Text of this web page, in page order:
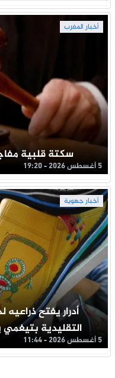
أخبار المغرب
سكتة قلبية
5 أغسطس 2026 - 19:20
أخبار جهوية
أدرار يفتح
التقليدية بتيغمي
5 أغسطس 2026 - 11:44